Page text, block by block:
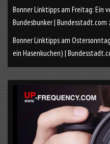
Bonner Linktipps am Freitag: Ein
Bundesbunker | Bundesstadt.com
Bonner Linktipps am
ein Hasenkuchen) |